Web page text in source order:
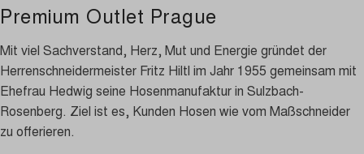
Premium Outlet Prague
Mit viel Sachverstand, Herz, Mut und Energie gründet der
Herrenschneidermeister Fritz Hiltl im Jahr 1955 gemeinsam mit
Ehefrau Hedwig seine Hosenmanufaktur in Sulzbach-
Rosenberg. Ziel ist es, Kunden Hosen wie vom Maßschneider
zu offerieren.